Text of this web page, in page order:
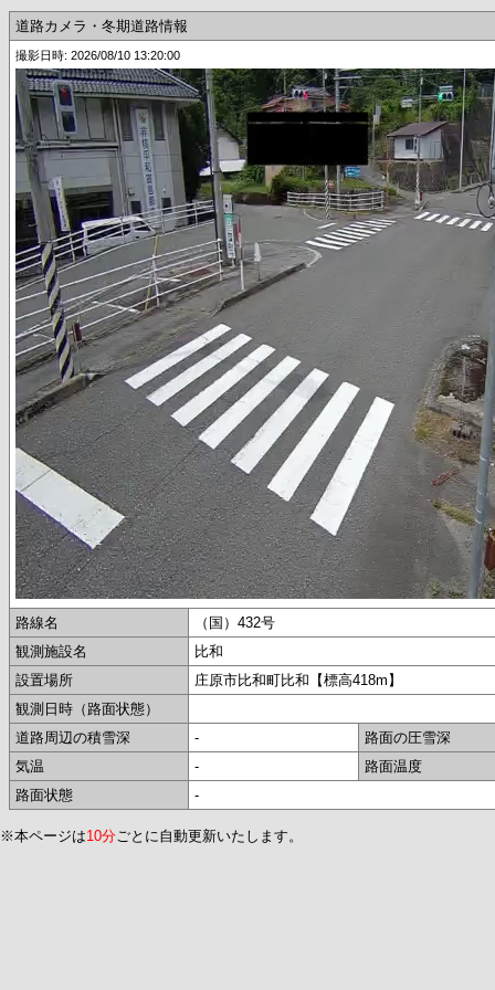
道路カメラ・冬期道路情報
撮影日時: 2026/08/10 13:20:00
路線名
（国）432号
観測施設名
比和
設置場所
庄原市比和町比和【標高418m】
観測日時（路面状態）
道路周辺の積雪深
-
路面の圧雪深
気温
-
路面温度
路面状態
-
※本ページは10分ごとに自動更新いたします。